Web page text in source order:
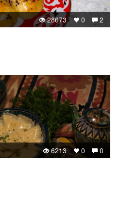
2
0
28673
0
0
6213